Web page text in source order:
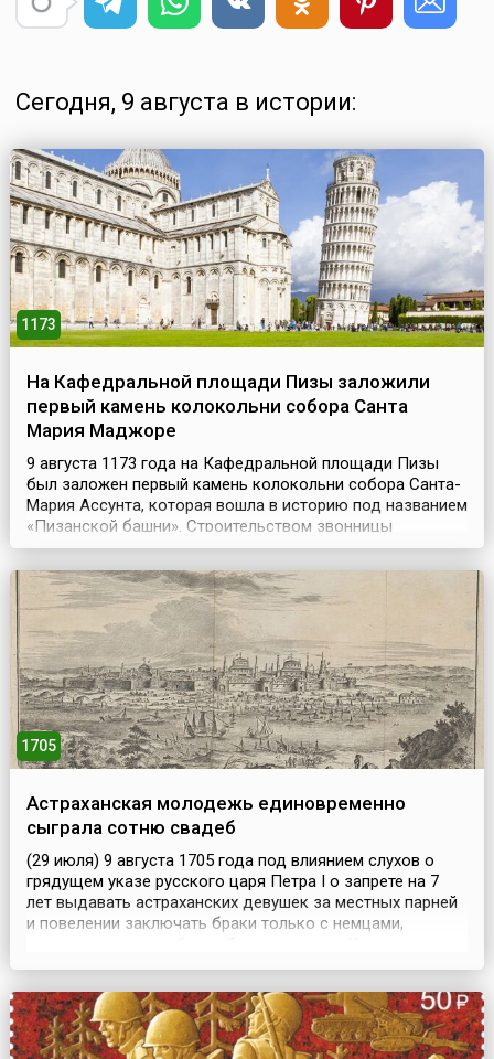
Сегодня, 9 августа в истории:
1173
На Кафедральной площади Пизы заложили
первый камень колокольни собора Санта
Мария Маджоре
9 августа 1173 года на Кафедральной площади Пизы
был заложен первый камень колокольни собора Санта-
Мария Ассунта, которая вошла в историю под названием
«Пизанской башни». Строительством звонницы
занимались мастера Гульельмо из Инсбрука и Боннано.
Однако, построив первый этаж высотой 11 метров и два
колоннадных кольца, Бонанно обнаружил, что
колокольня отклонилась от вертикали на четыре
сантиме...
1705
Астраханская молодежь единовременно
сыграла сотню свадеб
(29 июля) 9 августа 1705 года под влиянием слухов о
грядущем указе русского царя Петра I о запрете на 7
лет выдавать астраханских девушек за местных парней
и повелении заключать браки только с немцами,
Астрахани единовременно сыграли сотню свадеб.
ночью резню иноземцев, переросшую во всенародное
выс...